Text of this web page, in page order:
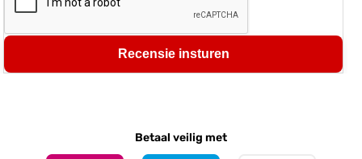
Recensie insturen
Betaal veilig met